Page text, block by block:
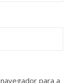
para a